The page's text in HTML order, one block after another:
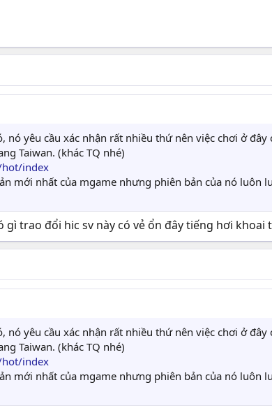
nó yêu cầu xác nhận rất nhiều thứ nên việc chơi ở
Taiwan. (khác TQ nhé)
index
mới nhất của mgame nhưng phiên bản của nó
gì trao đổi hic sv này có vẻ ổn đây tiếng hơi khoai
nó yêu cầu xác nhận rất nhiều thứ nên việc chơi ở
Taiwan. (khác TQ nhé)
index
mới nhất của mgame nhưng phiên bản của nó